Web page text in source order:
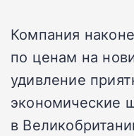
Компания
по ценам на
удивление
экономические
в